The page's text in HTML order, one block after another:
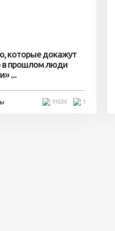
которые докажут
в прошлом люди
...
1
91634